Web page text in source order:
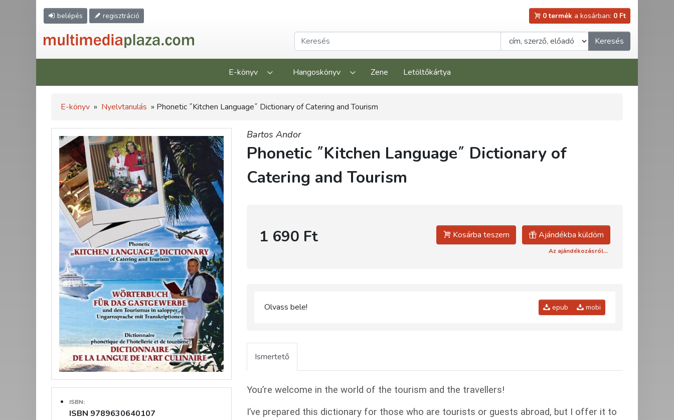
belépés regisztráció 0 termék a kosárban: 0 Ft
Keresés
E-könyv Hangoskönyv Zene Letöltőkártya
E-könyv » Nyelvtanulás » Phonetic ˝Kitchen Language˝ Dictionary of Catering and Tourism
ISBN:
ISBN 9789630640107
Bartos Andor
Phonetic ˝Kitchen Language˝ Dictionary of
Catering and Tourism
1 690 Ft Kosárba teszem Ajándékba küldöm
Az ajándékozásról...
Olvass bele! epub mobi
Ismertető
You’re welcome in the world of the tourism and the travellers!
I’ve prepared this dictionary for those who are tourists or guests abroad, but I offer it to